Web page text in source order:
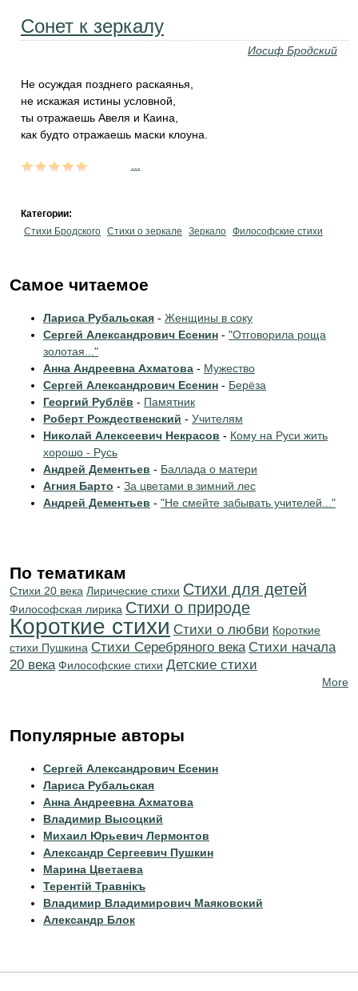
Сонет к зеркалу
Иосиф Бродский
Не осуждая позднего раскаянья,
не искажая истины условной,
ты отражаешь Авеля и Каина,
как будто отражаешь маски клоуна.
Категории:
Стихи Бродского Стихи о зеркале Зеркало Философские стихи
Самое читаемое
Лариса Рубальская - Женщины в соку
Сергей Александрович Есенин - "Отговорила роща
золотая..."
Анна Андреевна Ахматова - Мужество
Сергей Александрович Есенин - Берёза
Георгий Рублёв - Памятник
Роберт Рождественский - Учителям
Николай Алексеевич Некрасов - Кому на Руси жить
хорошо - Русь
Андрей Дементьев - Баллада о матери
Агния Барто - За цветами в зимний лес
Андрей Дементьев - "Не смейте забывать учителей..."
По тематикам
Стихи 20 века Лирические стихи Стихи для детей
Философская лирика Стихи о природе
Короткие стихи Стихи о любви Короткие
стихи Пушкина Cтихи Серебряного века Cтихи начала
20 века Философские стихи Детские стихи
More
Популярные авторы
Сергей Александрович Есенин
Лариса Рубальская
Анна Андреевна Ахматова
Владимир Высоцкий
Михаил Юрьевич Лермонтов
Александр Сергеевич Пушкин
Марина Цветаева
Терентiй Травнiкъ
Владимир Владимирович Маяковский
Александр Блок